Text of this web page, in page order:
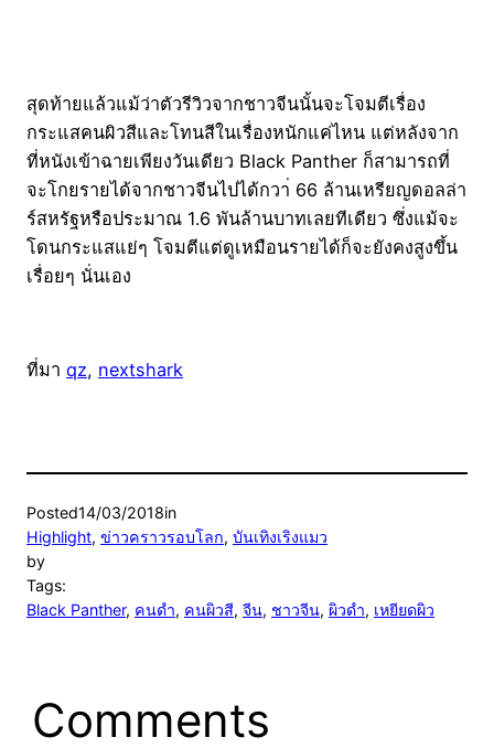
สุดท้ายแล้วแม้ว่าตัวรีวิวจากชาวจีนนั้นจะโจมตีเรื่อง
กระแสคนผิวสีและโทนสีในเรื่องหนักแค่ไหน แต่หลังจาก
ที่หนังเข้าฉายเพียงวันเดียว Black Panther ก็สามารถที่
จะโกยรายได้จากชาวจีนไปได้กวา่ 66 ล้านเหรียญดอลล่า
ร์สหรัฐหรือประมาณ 1.6 พันล้านบาทเลยทีเดียว ซึ่งแม้จะ
โดนกระแสแย่ๆ โจมตีแต่ดูเหมือนรายได้ก็จะยังคงสูงขึ้น
เรื่อยๆ นั่นเอง
ที่มา qz, nextshark
Posted14/03/2018in
Highlight, ข่าวคราวรอบโลก, บันเทิงเริงแมว
by
Tags:
Black Panther, คนดำ, คนผิวสี, จีน, ชาวจีน, ผิวดำ, เหยียดผิว
Comments